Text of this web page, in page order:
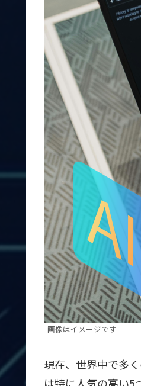
画像はイメージです
現在、世界中で多